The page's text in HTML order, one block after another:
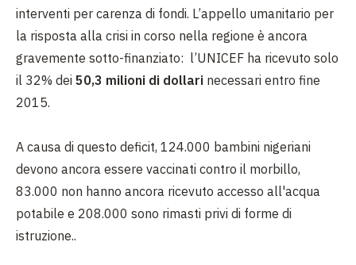
interventi per carenza di fondi. L’appello umanitario per
la risposta alla crisi in corso nella regione è ancora
gravemente sotto-finanziato: l’UNICEF ha ricevuto solo
il 32% dei 50,3 milioni di dollari necessari entro fine
2015.
A causa di questo deficit, 124.000 bambini nigeriani
devono ancora essere vaccinati contro il morbillo,
83.000 non hanno ancora ricevuto accesso all'acqua
potabile e 208.000 sono rimasti privi di forme di
istruzione..